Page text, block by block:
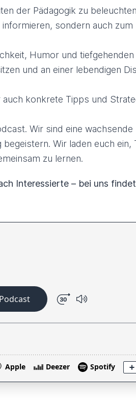
der Pädagogik zu
sondern auch zum
Humor und tiefgehenden
und an einer lebendigen
konkrete Tipps und
Wir sind eine wachsende
Wir laden euch ein,
zu lernen.
Interessierte – bei uns